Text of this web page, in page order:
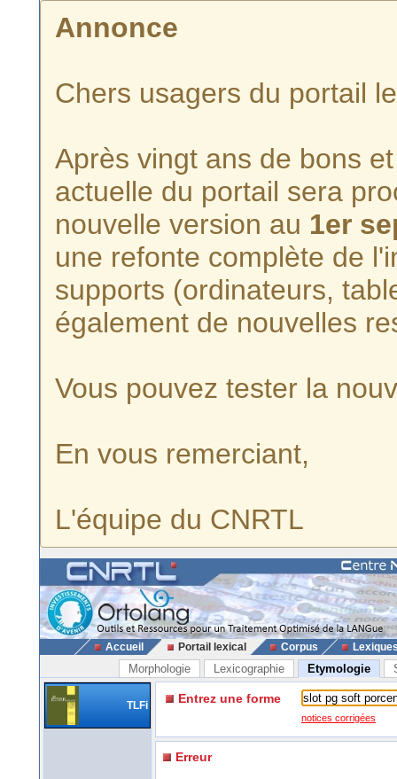
Annonce
Chers usagers du portail
Après vingt ans de bons
actuelle du portail sera
nouvelle version au 1er
une refonte complète de
supports (ordinateurs,
également de nouvelles
Vous pouvez tester la
En vous remerciant,
L'équipe du CNRTL
Accueil Portail lexical Corpus
Morphologie Lexicographie Etymologie
TLFi Entrez une forme
notices corrigées
Erreur